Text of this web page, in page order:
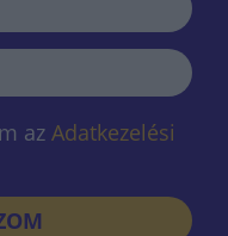
az Adatkezelési